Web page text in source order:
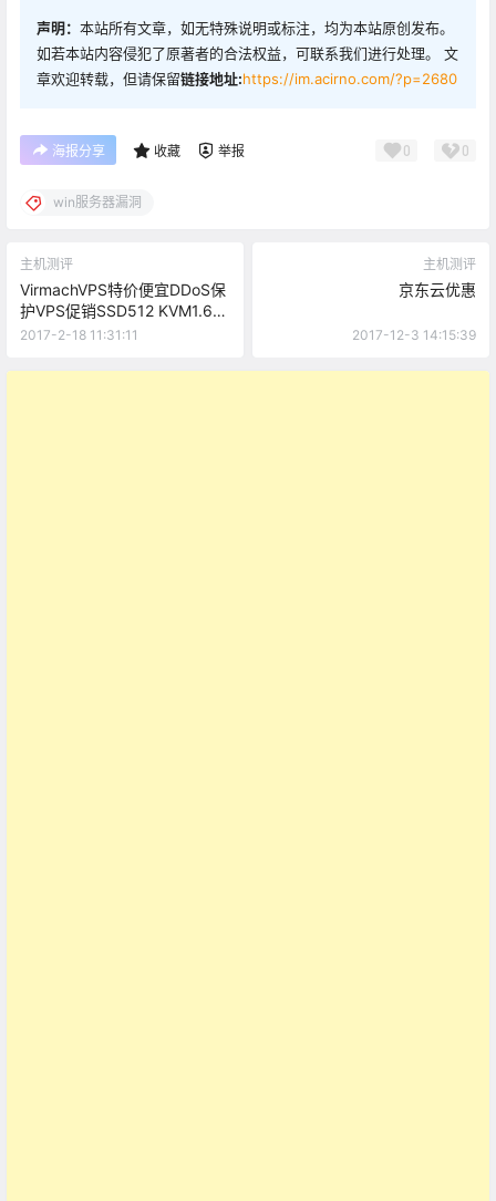
声明： 本站所有文章，如无特殊说明或标注，均为本站原创发布。
如若本站内容侵犯了原著者的合法权益，可联系我们进行处理。 文
章欢迎转载，但请保留链接地址:https://im.acirno.com/?p=2680
海报分享 收藏 举报 0 0
win服务器漏洞
主机测评
VirmachVPS特价便宜DDoS保
护VPS促销SSD512 KVM1.6美
元/月
2017-2-18 11:31:11
主机测评
京东云优惠
2017-12-3 14:15:39